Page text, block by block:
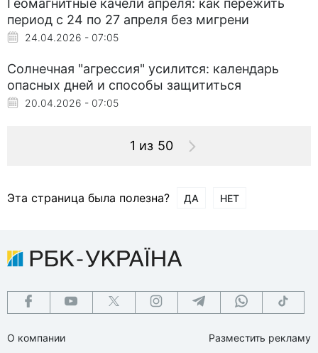
Геомагнитные качели апреля: как пережить
период с 24 по 27 апреля без мигрени
24.04.2026 - 07:05
Солнечная "агрессия" усилится: календарь
опасных дней и способы защититься
20.04.2026 - 07:05
1 из 50
Эта страница была полезна? ДА НЕТ
О компании
Разместить рекламу